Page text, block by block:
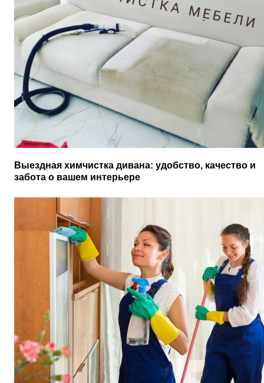
Выездная химчистка дивана: удобство, качество и
забота о вашем интерьере